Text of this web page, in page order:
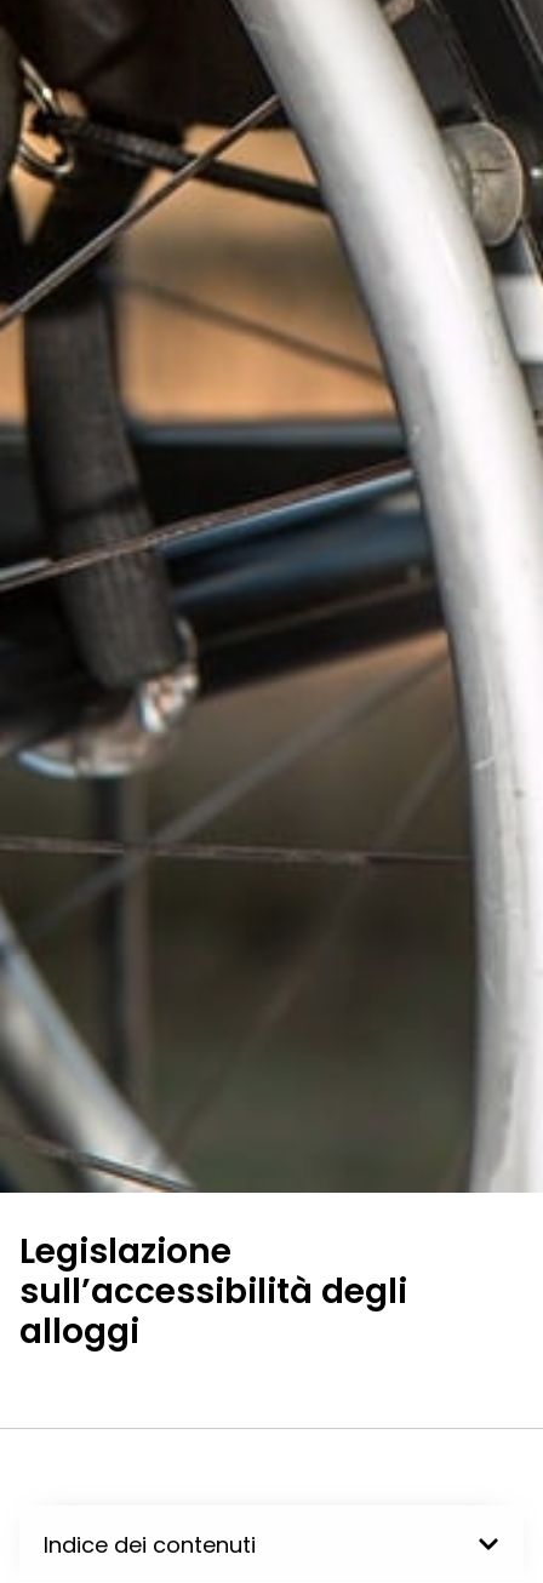
Legislazione
sull’accessibilità degli
alloggi
Indice dei contenuti